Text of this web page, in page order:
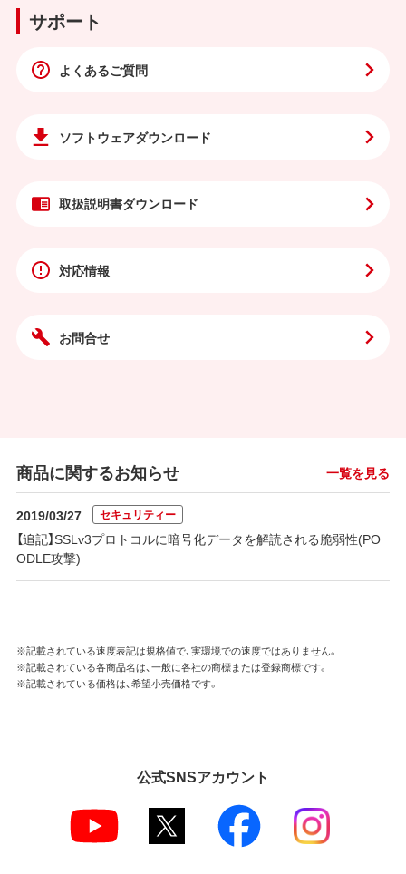
サポート
よくあるご質問
ソフトウェアダウンロード
取扱説明書ダウンロード
対応情報
お問合せ
商品に関するお知らせ 一覧を見る
2019/03/27 セキュリティー
【追記】SSLv3プロトコルに暗号化データを解読される脆弱性(PO
ODLE攻撃)
※記載されている速度表記は規格値で、実環境での速度ではありません。
※記載されている各商品名は、一般に各社の商標または登録商標です。
※記載されている価格は、希望小売価格です。
公式SNSアカウント